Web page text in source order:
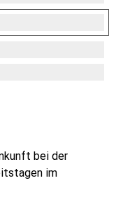
bei der
im